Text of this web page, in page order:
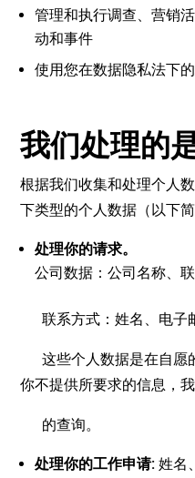
管理和执行调查、营销
动和事件
使用您在数据隐私法下
我们处理的
根据我们收集和处理个人
下类型的个人数据（以下简
处理你的请求。
公司数据：公司名称、
联系方式：姓名、电子
这些个人数据是在自愿
你不提供所要求的信息，
的查询。
处理你的工作申请: 姓名